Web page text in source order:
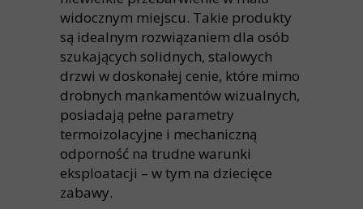
widocznym miejscu. Takie produkty
są idealnym rozwiązaniem dla osób
szukających solidnych, stalowych
drzwi w doskonałej cenie, które mimo
drobnych mankamentów wizualnych,
posiadają pełne parametry
termoizolacyjne i mechaniczną
odporność na trudne warunki
eksploatacji – w tym na dziecięce
zabawy.